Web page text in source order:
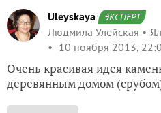
Uleyskaya ЭКСПЕРТ
Людмила Улейская
10 ноября 2013,
Очень красивая идея
деревянным домом